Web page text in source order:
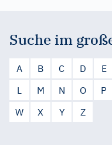
Suche im
A B C D E
L
M N O P
W
X Y Z